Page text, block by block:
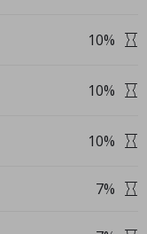
10%
10%
10%
7%